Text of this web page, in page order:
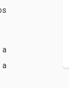
a
a